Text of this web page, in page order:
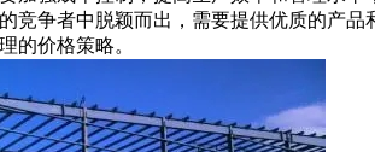
争者中脱颖而出，需要提供优质的产品
的价格策略。